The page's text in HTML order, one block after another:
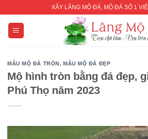
content
XÂY LĂNG MỘ ĐÁ, MỘ ĐÁ SỐ 1
MẪU MỘ ĐÁ TRÒN, MẪU MỘ ĐÁ ĐẸP
Mộ hình tròn bằng đá đẹp,
Phú Thọ năm 2023